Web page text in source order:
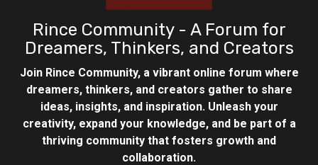
Rince Community - A Forum for
Dreamers, Thinkers, and Creators
Join Rince Community, a vibrant online forum where
dreamers, thinkers, and creators gather to share
ideas, insights, and inspiration. Unleash your
creativity, expand your knowledge, and be part of a
thriving community that fosters growth and
collaboration.